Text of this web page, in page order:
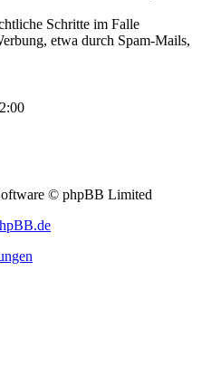
Schritte im Falle
etwa durch Spam-Mails,
© phpBB Limited